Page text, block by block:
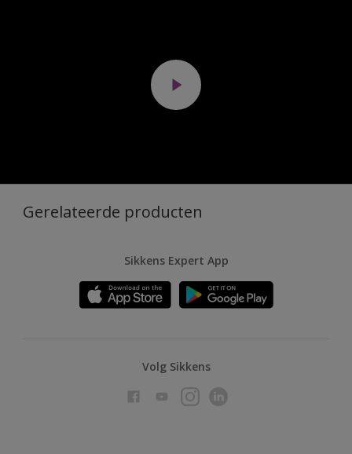
Gerelateerde producten
Sikkens Expert App
Volg Sikkens